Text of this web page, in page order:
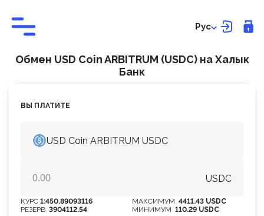
Рус
Обмен USD Coin ARBITRUM (USDC) на Халык
Банк
ВЫ ПЛАТИТЕ
USD Coin ARBITRUM USDC
USDC
РЕЗЕРВ 3904112.54
КУРС 1:450.89093116
МИНИМУМ 110.29 USDC
МАКСИМУМ 4411.43 USDC